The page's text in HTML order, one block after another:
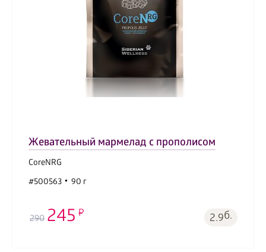
Жевательный мармелад с прополисом
CoreNRG
#500563
90 г
290 245 2.9б.